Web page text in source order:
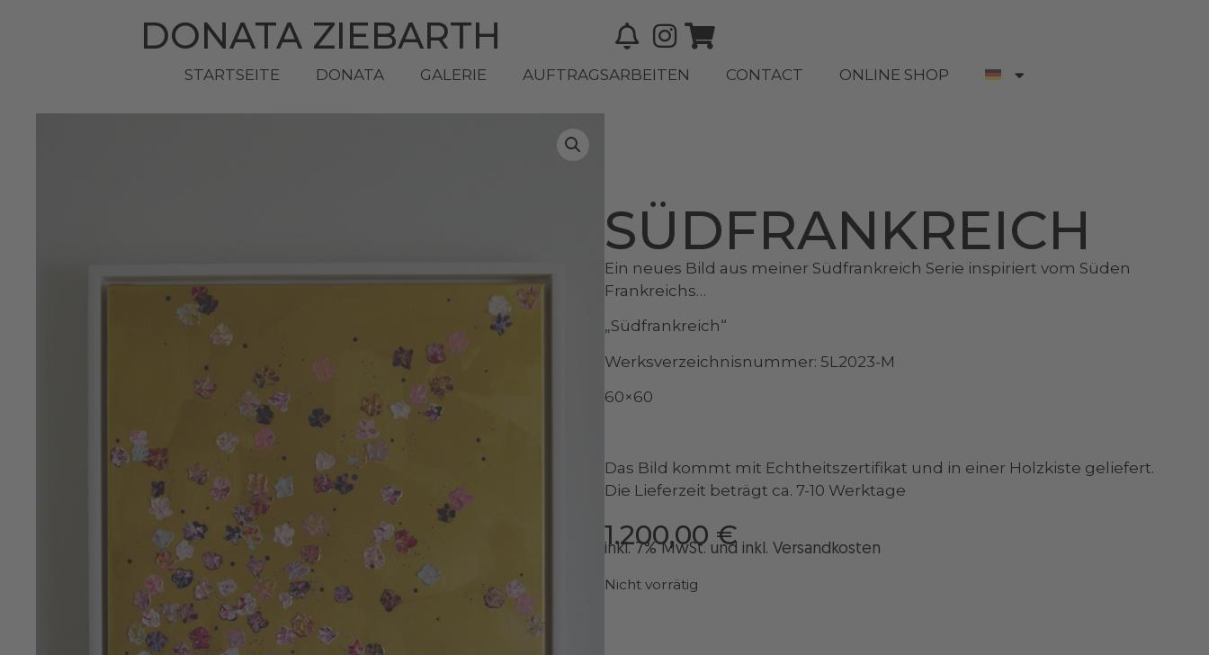
DONATA ZIEBARTH
STARTSEITE DONATA GALERIE AUFTRAGSARBEITEN CONTACT ONLINE SHOP
SÜDFRANKREICH
Ein neues Bild aus meiner Südfrankreich Serie inspiriert vom Süden
Frankreichs…
„Südfrankreich“
Werksverzeichnisnummer: 5L2023-M
60×60
Das Bild kommt mit Echtheitszertifikat und in einer Holzkiste geliefert.
Die Lieferzeit beträgt ca. 7-10 Werktage
1.200,00 €
inkl. 7% MwSt. und inkl . Versandkosten
Nicht vorrätig